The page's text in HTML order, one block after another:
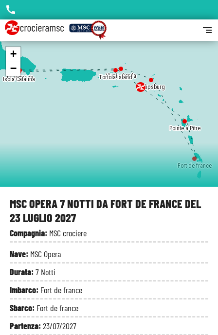
MSC OPERA 7 NOTTI DA FORT DE FRANCE DEL
23 LUGLIO 2027
Compagnia: MSC crociere
Nave: MSC Opera
Durata:7 Notti
Imbarco: Fort de france
Sbarco: Fort de france
Partenza:23/07/2027
Fort de france
Pointe à Pitre
Tortola Island
La Romana
Isola Catalina
Virgin Gorda
Philipsburg
+
−
call
segment